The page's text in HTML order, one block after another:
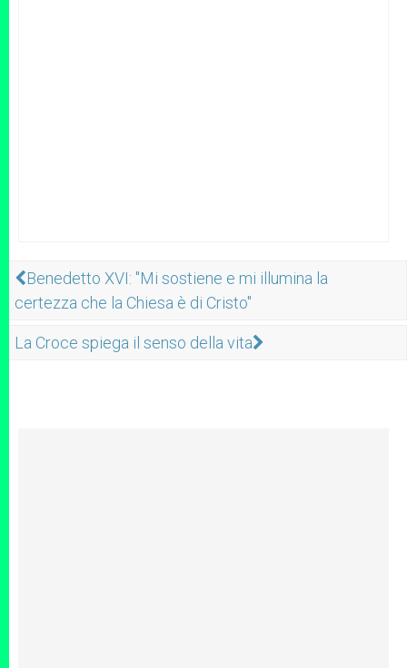
Benedetto XVI: "Mi sostiene e mi illumina la
certezza che la Chiesa è di Cristo"
La Croce spiega il senso della vita